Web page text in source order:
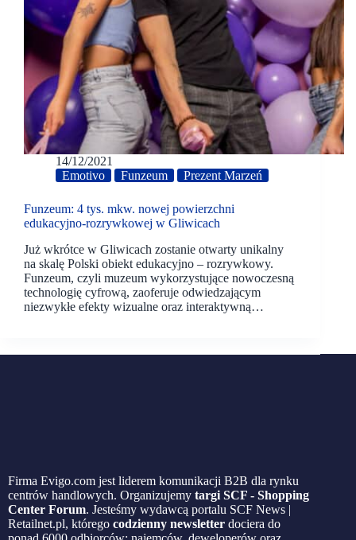
14/12/2021
Emotivo
Funzeum Prezent Marzeń
Funzeum: 4 tys. mkw. nowej powierzchni
edukacyjno-rozrywkowej w Gliwicach
Już wkrótce w Gliwicach zostanie otwarty unikalny
na skalę Polski obiekt edukacyjno – rozrywkowy.
Funzeum, czyli muzeum wykorzystujące nowoczesną
technologię cyfrową, zaoferuje odwiedzającym
niezwykłe efekty wizualne oraz interaktywną…
Firma Evigo.com jest liderem komunikacji B2B dla rynku
centrów handlowych. Organizujemy targi SCF - Shopping
Center Forum. Jesteśmy wydawcą portalu SCF News |
Retailnet.pl, którego codzienny newsletter dociera do